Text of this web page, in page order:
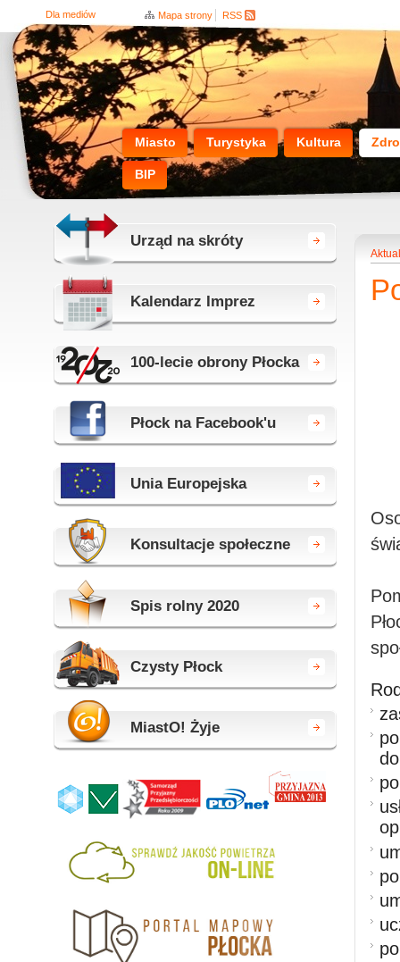
Dla mediów Mapa strony RSS
Miasto Turystyka Kultura
BIP
Urząd na skróty
Kalendarz Imprez
100-lecie obrony Płocka
Płock na Facebook'u
Unia Europejska
Konsultacje społeczne
Spis rolny 2020
Czysty Płock
MiastO! Żyje